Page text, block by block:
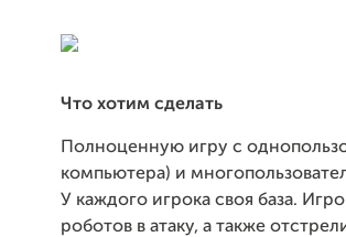
Что хотим сделать
Полноценную игру с
компьютера) и
У каждого игрока своя база.
роботов в атаку, а также